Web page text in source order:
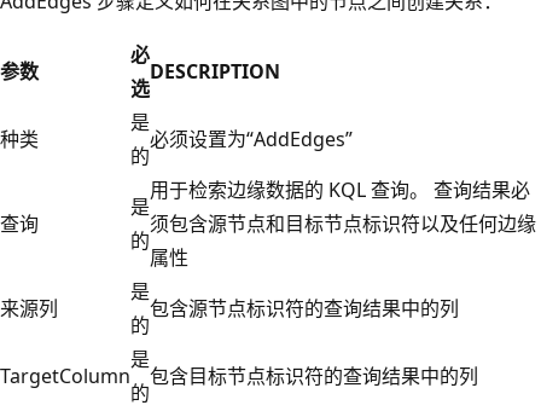
参数
必
选
DESCRIPTION
种类
是
的
必须设置为“AddEdges”
查询
是
的
用于检索边缘数据的 KQL 查询。 查询结果必
须包含源节点和目标节点标识符以及任何边缘
属性
来源列
是
的
包含源节点标识符的查询结果中的列
TargetColumn
是
的
包含目标节点标识符的查询结果中的列